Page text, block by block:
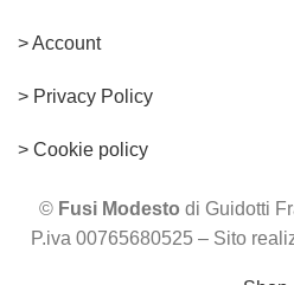
> Account
> Privacy Policy
> Cookie policy
© Fusi Modesto di Guidotti
P.iva 00765680525 – Sito